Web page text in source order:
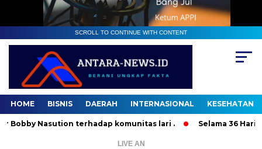
SCROLL TO CONTINUE WITH CONTENT
HOME BISNIS DAERAH INTERNASIONAL KESEHATAN
Nasution terhadap komunitas lari . Selama 36 Hari, 37
LIVE AN